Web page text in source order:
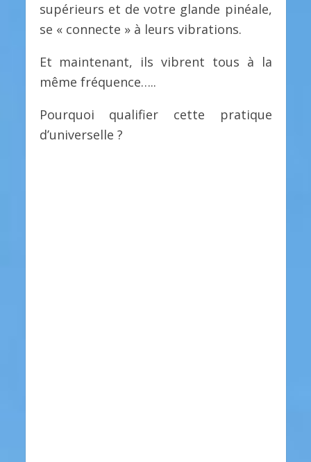
supérieurs et de votre glande pinéale,
se « connecte » à leurs vibrations.
Et maintenant, ils vibrent tous à la
même fréquence…..
Pourquoi qualifier cette pratique
d’universelle ?